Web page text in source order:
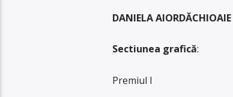
DANIELA AIORDĂCHIOAIE
Sectiunea grafică:
Premiul I